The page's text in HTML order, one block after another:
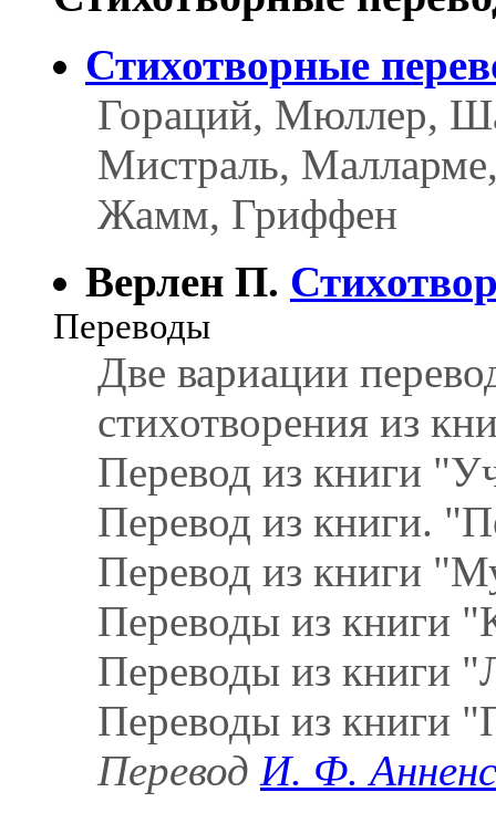
Стихотворные
Гораций, Мюллер,
Мистраль,
Жамм, Гриффен
Верлен П.
Переводы
Две вариации
стихотворения из
Перевод из книги
Перевод из книги.
Перевод из книги
Переводы из книги
Переводы из книги
Переводы из книги
Перевод И. Ф.